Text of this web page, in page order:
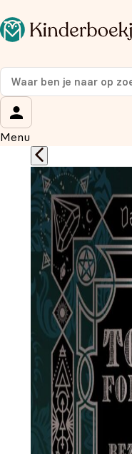
Menu
Op de hoogte blijven
Meld je aan voor
korting
Wat is je voornaam?
Wat is je e-
Aanmelden
We gebruiken je
overeenstemming